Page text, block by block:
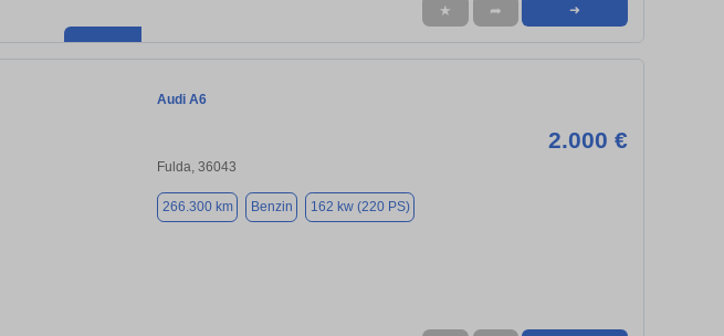
★ ➦ ➜
Audi A6
2.000 €
Fulda, 36043
266.300 km Benzin 162 kw (220 PS)